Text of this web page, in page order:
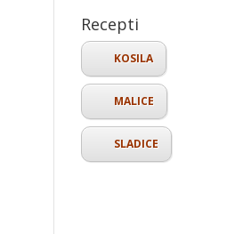
Recepti
KOSILA
MALICE
SLADICE